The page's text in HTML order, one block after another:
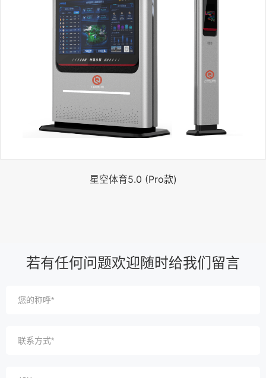
星空体育5.0 (Pro款)
若有任何问题欢迎随时给我们留言